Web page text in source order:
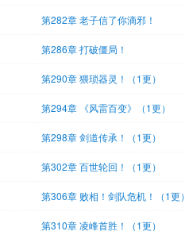
第282章 老子信了你滴邪！
第286章 打破僵局！
第290章 猥琐器灵！（1更）
第294章 《风雷百变》（1更）
第298章 剑道传承！（1更）
第302章 百世轮回！（1更）
第306章 败相！剑队危机！（1更）
第310章 凌峰首胜！（1更）